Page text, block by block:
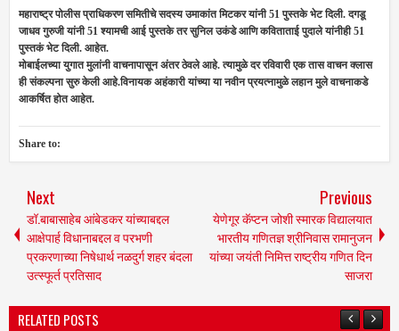
महाराष्ट्र पोलीस प्राधिकरण समितीचे सदस्य उमाकांत मिटकर यांनी 51 पुस्तके भेट दिली. दगडू
जाधव गुरुजी यांनी 51 श्यामची आई पुस्तके तर सुनिल उकंडे आणि कविताताई पुदाले यांनीही 51
पुस्तकं भेट दिली. आहेत.
मोबाईलच्या युगात मुलांनी वाचनापासून अंतर ठेवले आहे. त्यामुळे दर रविवारी एक तास वाचन क्लास
ही संकल्पना सुरु केली आहे.विनायक अहंकारी यांच्या या नवीन प्रयत्नामुळे लहान मुले वाचनाकडे
आकर्षित होत आहेत.
Share to:
Next
डॉ.बाबासाहेब आंबेडकर यांच्याबद्दल
आक्षेपार्ह विधानाबद्दल व परभणी
प्रकरणाच्या निषेधार्थ नळदुर्ग शहर बंदला
उत्स्फूर्त प्रतिसाद
Previous
येणेगूर कॅप्टन जोशी स्मारक विद्यालयात
भारतीय गणितज्ञ श्रीनिवास रामानुजन
यांच्या जयंती निमित्त राष्ट्रीय गणित दिन
साजरा
RELATED POSTS